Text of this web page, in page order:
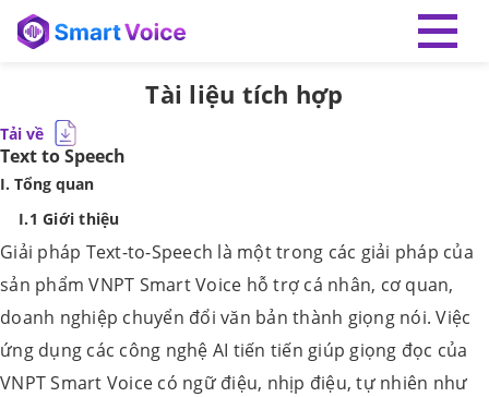
Tài liệu tích hợp
Tải về
Text to Speech
I. Tổng quan
I.1 Giới thiệu
Giải pháp Text-to-Speech là một trong các giải pháp của
sản phẩm VNPT Smart Voice hỗ trợ cá nhân, cơ quan,
doanh nghiệp chuyển đổi văn bản thành giọng nói. Việc
ứng dụng các công nghệ AI tiến tiến giúp giọng đọc của
VNPT Smart Voice có ngữ điệu, nhịp điệu, tự nhiên như